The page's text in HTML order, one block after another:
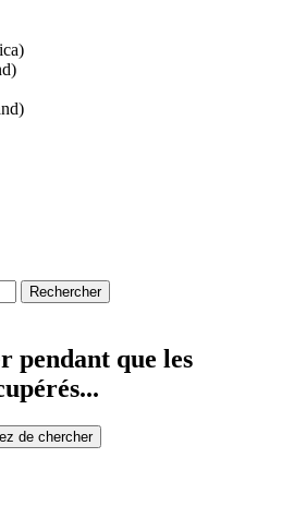
pendant que les
de chercher